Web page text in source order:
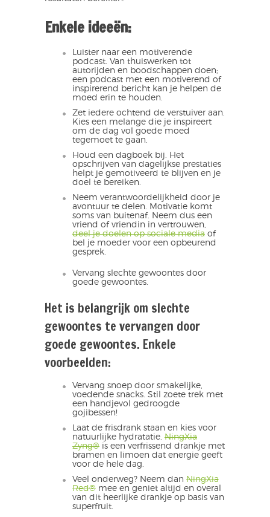
Enkele ideeën:
Luister naar een motiverende
podcast. Van thuiswerken tot
autorijden en boodschappen doen;
een podcast met een motiverend of
inspirerend bericht kan je helpen de
moed erin te houden.
Zet iedere ochtend de verstuiver aan.
Kies een melange die je inspireert
om de dag vol goede moed
tegemoet te gaan.
Houd een dagboek bij. Het
opschrijven van dagelijkse prestaties
helpt je gemotiveerd te blijven en je
doel te bereiken.
Neem verantwoordelijkheid door je
avontuur te delen. Motivatie komt
soms van buitenaf. Neem dus een
vriend of vriendin in vertrouwen,
deel je doelen op sociale media of
bel je moeder voor een opbeurend
gesprek.
Vervang slechte gewoontes door
goede gewoontes.
Het is belangrijk om slechte
gewoontes te vervangen door
goede gewoontes. Enkele
voorbeelden:
Vervang snoep door smakelijke,
voedende snacks. Stil zoete trek met
een handjevol gedroogde
gojibessen!
Laat de frisdrank staan en kies voor
natuurlijke hydratatie. NingXia
Zyng® is een verfrissend drankje met
bramen en limoen dat energie geeft
voor de hele dag.
Veel onderweg? Neem dan NingXia
Red® mee en geniet altijd en overal
van dit heerlijke drankje op basis van
superfruit.